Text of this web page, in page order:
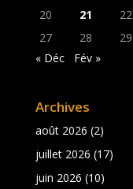
20
21 22
27
28 29
« Déc
Fév »
Archives
août 2026 (2)
juillet 2026 (17)
juin 2026 (10)